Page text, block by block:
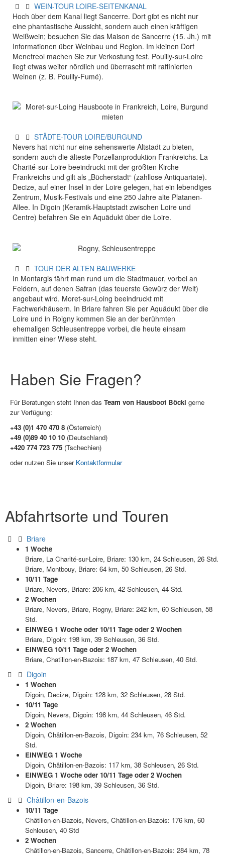
WEIN-TOUR LOIRE-SEITENKANAL
Hoch über dem Kanal liegt Sancerre. Dort gibt es nicht nur
eine phantastische Aussicht, sondern auch einen kräftigen
Weißwein; besuchen Sie das Maison de Sancerre (15. Jh.) mit
Informa­tionen über Weinbau und Region. Im kleinen Dorf
Menetreol machen Sie zur Verkostung fest. Pouilly-sur-Loire
liegt etwas weiter nördlich und überrascht mit raffinierten
Weinen (z. B. Pouilly-Fumé).
STÄDTE-TOUR LOIRE/BURGUND
Nevers hat nicht nur eine sehenswerte Altstadt zu bieten,
sondern auch die älteste Porzellanproduktion Frankreichs. La
Charité-sur-Loire beeindruckt mit der größten Kirche
Frankreichs und gilt als „Bücherstadt“ (zahllose Antiquariate).
Decize, auf einer Insel in der Loire gelegen, hat ein lebendiges
Zentrum, Musik-Festivals und eine 250 Jahre alte Platanen-
Allee. In Digoin (Keramik-Hauptstadt zwischen Loire und
Centre) befahren Sie ein Aquädukt über die Loire.
TOUR DER ALTEN BAUWERKE
In Montargis fährt man rund um die Stadtmauer, vorbei an
Feldern, auf denen Safran (das teuerste Gewürz der Welt)
angebaut wird. Moret-sur-Loing beeindruckt mit
Fachwerkhäusern. In Briare fahren Sie per Aquädukt über die
Loire und in Roigny kommen Sie an der berühmten
ehemaligen Schleusentreppe vorbei, die heute einsam
inmitten einer Wiese steht.
Haben Sie Fragen?
Für Beratungen steht Ihnen das Team von Hausboot Böckl gerne
zur Verfügung:
+43 (0)1 470 470 8 (Österreich)
+49 (0)89 40 10 10 (Deutschland)
+420 774 723 775 (Tschechien)
oder nutzen Sie unser Kontaktformular
Abfahrtsorte und Touren
Briare
1 Woche
Briare, La Charité-sur-Loire, Briare: 130 km, 24 Schleusen, 26 Std.
Briare, Montbouy, Briare: 64 km, 50 Schleusen, 26 Std.
10/11 Tage
Briare, Nevers, Briare: 206 km, 42 Schleusen, 44 Std.
2 Wochen
Briare, Nevers, Briare, Rogny, Briare: 242 km, 60 Schleusen, 58
Std.
EINWEG 1 Woche oder 10/11 Tage oder 2 Wochen
Briare, Digoin: 198 km, 39 Schleusen, 36 Std.
EINWEG 10/11 Tage oder 2 Wochen
Briare, Chatillon-en-Bazois: 187 km, 47 Schleusen, 40 Std.
Digoin
1 Wochen
Digoin, Decize, Digoin: 128 km, 32 Schleusen, 28 Std.
10/11 Tage
Digoin, Nevers, Digoin: 198 km, 44 Schleusen, 46 Std.
2 Wochen
Digoin, Châtillon-en-Bazois, Digoin: 234 km, 76 Schleusen, 52
Std.
EINWEG 1 Woche
Digoin, Châtillon-en-Bazois: 117 km, 38 Schleusen, 26 Std.
EINWEG 1 Woche oder 10/11 Tage oder 2 Wochen
Digoin, Briare: 198 km, 39 Schleusen, 36 Std.
Châtillon-en-Bazois
10/11 Tage
Châtillon-en-Bazois, Nevers, Châtillon-en-Bazois: 176 km, 60
Schleusen, 40 Std
2 Wochen
Châtillon-en-Bazois, Sancerre, Châtillon-en-Bazois: 284 km, 78